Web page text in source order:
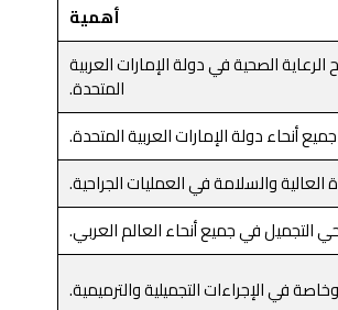
أهمية
الصحية في دولة الإمارات العربية
المتحدة.
أنحاء دولة الإمارات العربية المتحدة.
والسلامة في العمليات الجراحية.
التجميل في جميع أنحاء العالم العربي.
في الإجراءات التجميلية والترميمية.